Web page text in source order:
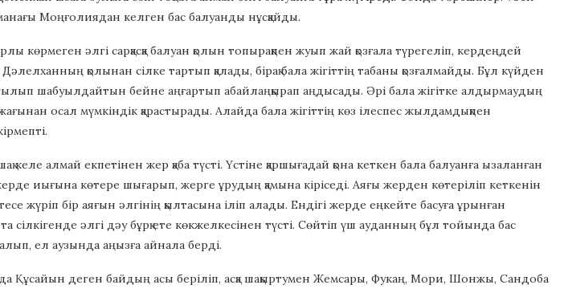
Моңғолиядан келген бас балуанды нұсқайды.
көрмеген әлгі сарқасқа балуан қолын топырақпен жуып жай қозғала түрегеліп, кердеңдей
қолынан сілке тартып қалады, бірақ бала жігіттің табаны қозғалмайды. Бұл күйден
шабуылдайтын бейне аңғартып абайлаңқырап аңдысады. Әрі бала жігітке алдырмаудың
осал мүмкіндік қарастырады. Алайда бала жігіттің көз ілеспес жылдамдықпен
келе алмай екпетінен жер қаба түсті. Үстіне қаршығадай қона кеткен бала балуанға ызаланған
иығына көтере шығарып, жерге ұрудың қамына кіріседі. Аяғы жерден көтеріліп кеткенін
жүріп бір аяғын әлгінің қылтасына іліп алады. Ендігі жерде еңкейте басуға ұрынған
сілкігенде әлгі дәу бұрқ ете көкжелкесінен түсті. Сөйтіп үш ауданның бұл тойында бас
ел аузында аңызға айнала берді.
Құсайын деген байдың асы беріліп, асқа шақыртумен Жемсары, Фукаң, Мори, Шонжы, Сандоба